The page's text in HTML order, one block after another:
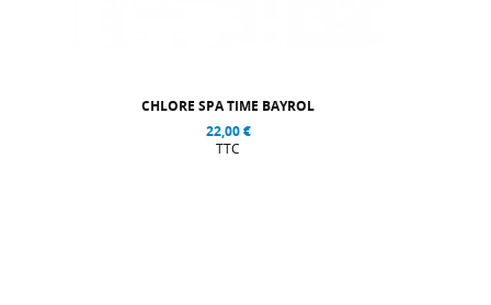
CHLORE SPA TIME BAYROL
22,00 €
TTC